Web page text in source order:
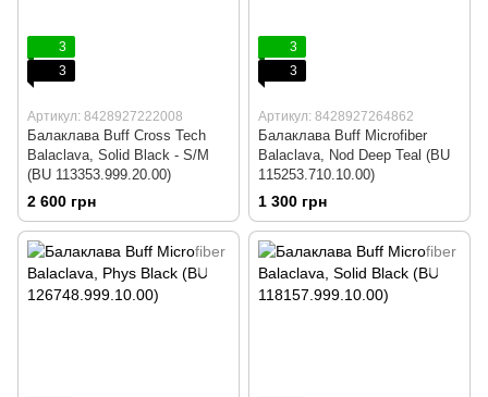
3
3
Артикул: 8428927222008
Балаклава Buff Cross Tech
Balaclava, Solid Black - S/M
(BU 113353.999.20.00)
2 600 грн
3
3
Артикул: 8428927264862
Балаклава Buff Microfiber
Balaclava, Nod Deep Teal (BU
115253.710.10.00)
1 300 грн